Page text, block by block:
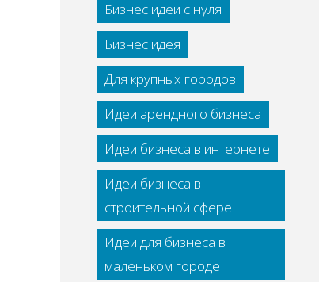
Бизнес идеи с нуля
Бизнес идея
Для крупных городов
Идеи арендного бизнеса
Идеи бизнеса в интернете
Идеи бизнеса в
строительной сфере
Идеи для бизнеса в
маленьком городе